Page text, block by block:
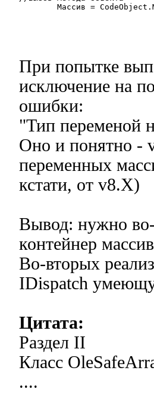
При попытке
исключение на
ошибки:
"Тип переменой
Оно и понятно -
переменных
кстати, от v8.X)
Вывод: нужно во-
контейнер
Во-вторых
IDispatch
Цитата:
Раздел II
Класс
....